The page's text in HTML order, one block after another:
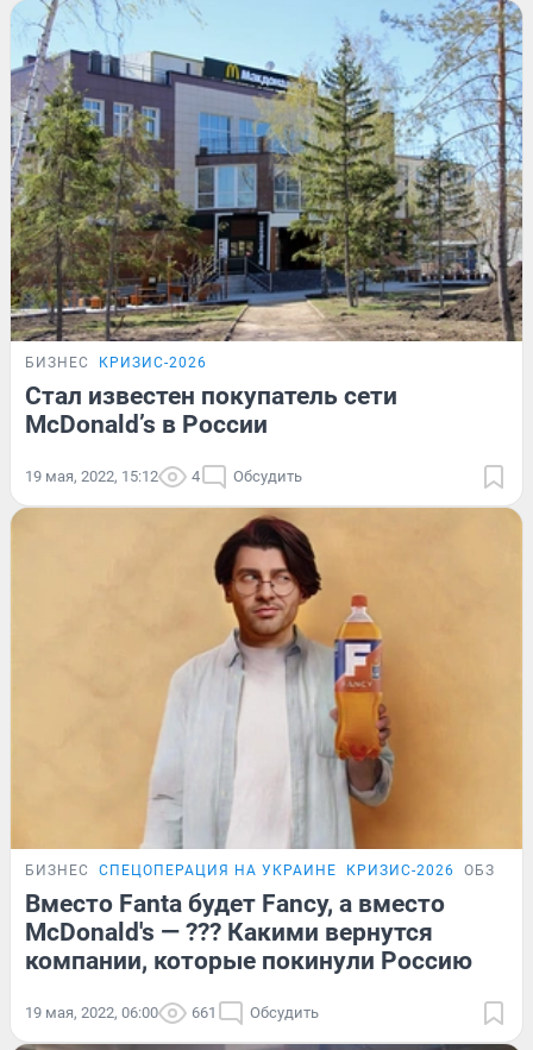
БИЗНЕС КРИЗИС-2026
Стал известен покупатель сети
McDonald’s в России
19 мая, 2022, 15:12 4 Обсудить
БИЗНЕС СПЕЦОПЕРАЦИЯ НА УКРАИНЕ КРИЗИС-2026 ОБЗОР
Вместо Fanta будет Fancy, а вместо
McDonald's — ??? Какими вернутся
компании, которые покинули Россию
19 мая, 2022, 06:00 661 Обсудить